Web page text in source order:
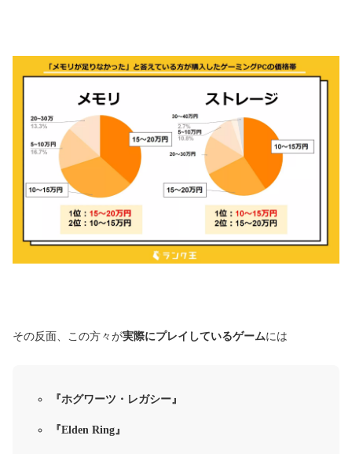
その反面、この方々が実際にプレイしているゲームには
『ホグワーツ・レガシー』
『Elden Ring』